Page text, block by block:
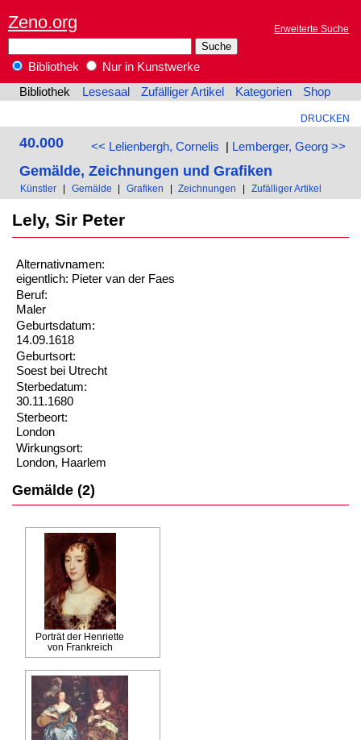
Zeno.org Erweiterte Suche
Bibliothek
Nur in Kunstwerke
Bibliothek
Lesesaal Zufälliger Artikel Kategorien Shop
DRUCKEN
<< Lelienbergh, Cornelis | Lemberger, Georg >>
40.000
Gemälde, Zeichnungen und Grafiken
Künstler | Gemälde | Grafiken | Zeichnungen | Zufälliger Artikel
Lely, Sir Peter
Alternativnamen:
eigentlich: Pieter van der Faes
Beruf:
Maler
Geburtsdatum:
14.09.1618
Geburtsort:
Soest bei Utrecht
Sterbedatum:
30.11.1680
Sterbeort:
London
Wirkungsort:
London, Haarlem
Gemälde (2)
Porträt der Henriette
von Frankreich